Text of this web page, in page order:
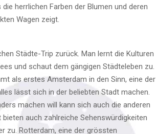
herrlichen Farben der Blumen und deren
Wagen zeigt.
Städte-Trip zurück. Man lernt die Kulturen
und schaut dem gängigen Städteleben zu.
als erstes Amsterdam in den Sinn, eine der
lässt sich in der beliebten Stadt machen.
machen will kann sich auch die anderen
auch zahlreiche Sehenswürdigkeiten
zu. Rotterdam, eine der grössten